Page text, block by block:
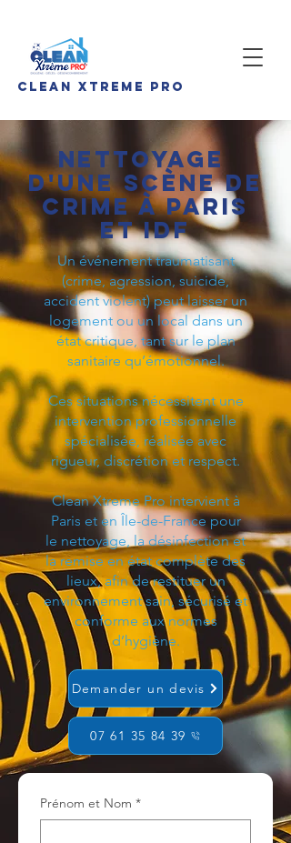
CLEan Xtreme pro
Nettoyage
d'une scène de
crime à Paris
et IDF
Un événement traumatisant
(crime, agression, suicide,
accident violent) peut laisser un
logement ou un local dans un
état critique, tant sur le plan
sanitaire qu’émotionnel.
Ces situations nécessitent une
intervention professionnelle
spécialisée, réalisée avec
rigueur, discrétion et respect.
Clean Xtreme Pro intervient à
Paris et en Île-de-France pour
le nettoyage, la désinfection et
la remise en état complète des
lieux, afin de restituer un
environnement sain, sécurisé et
conforme aux normes
d’hygiène.
Demander un devis
07 61 35 84 39
Prénom et Nom *